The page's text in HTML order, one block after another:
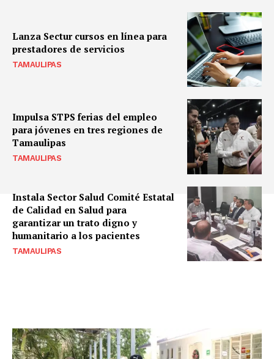
Lanza Sectur cursos en línea para
prestadores de servicios
TAMAULIPAS
Impulsa STPS ferias del empleo
para jóvenes en tres regiones de
Tamaulipas
TAMAULIPAS
Instala Sector Salud Comité Estatal
de Calidad en Salud para
garantizar un trato digno y
humanitario a los pacientes
TAMAULIPAS